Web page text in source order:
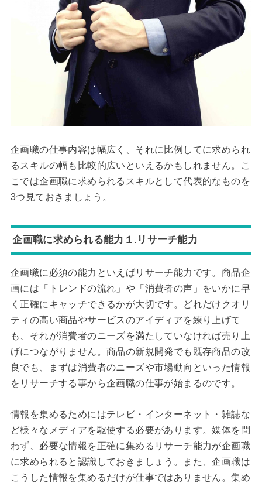
企画職の仕事内容は幅広く、それに比例してに求められ
るスキルの幅も比較的広いといえるかもしれません。こ
こでは企画職に求められるスキルとして代表的なものを
3つ見ておきましょう。
企画職に求められる能力１.リサーチ能力
企画職に必須の能力といえばリサーチ能力です。商品企
画には「トレンドの流れ」や「消費者の声」をいかに早
く正確にキャッチできるかが大切です。どれだけクオリ
ティの高い商品やサービスのアイディアを練り上げて
も、それが消費者のニーズを満たしていなければ売り上
げにつながりません。商品の新規開発でも既存商品の改
良でも、まずは消費者のニーズや市場動向といった情報
をリサーチする事から企画職の仕事が始まるのです。
情報を集めるためにはテレビ・インターネット・雑誌な
ど様々なメディアを駆使する必要があります。媒体を問
わず、必要な情報を正確に集めるリサーチ能力が企画職
に求められると認識しておきましょう。また、企画職は
こうした情報を集めるだけが仕事ではありません。集め